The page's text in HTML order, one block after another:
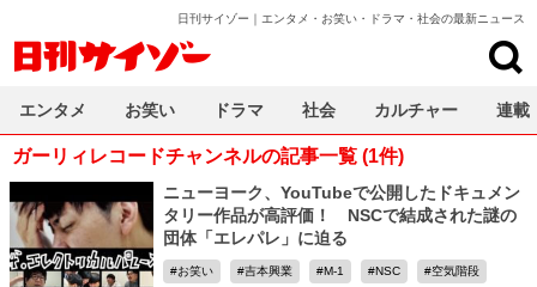
日刊サイゾー｜エンタメ・お笑い・ドラマ・社会の最新ニュース
ガーリィレコードチャンネルの記事一覧 (1件)
ニューヨーク、YouTubeで公開したドキュメン
タリー作品が高評価！ NSCで結成された謎の
団体「エレパレ」に迫る
お笑い 吉本興業 M-1 NSC 空気階段
エンタメ お笑い ドラマ 社会 カルチャー 連載